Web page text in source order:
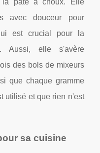
avec douceur pour
est crucial pour la
Aussi, elle s'avère
des bols de mixeurs
que chaque gramme
utilisé et que rien n'est
sa cuisine